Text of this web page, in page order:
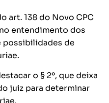
art. 138 do Novo CPC
entendimento dos
possibilidades de
o § 2º, que deixa
juiz para determinar